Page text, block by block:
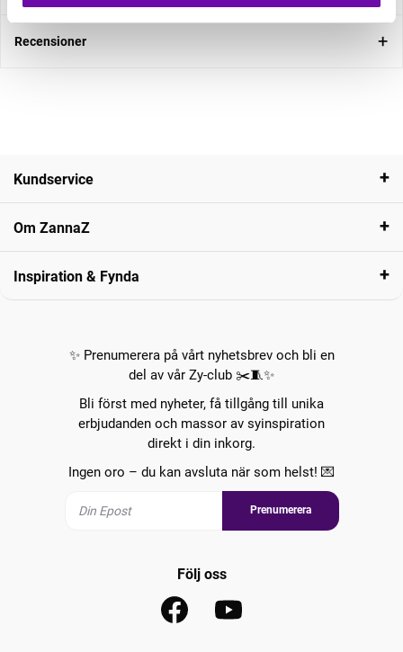
Recensioner
Kundservice
Om ZannaZ
Inspiration & Fynda
✨ Prenumerera på vårt nyhetsbrev och bli en
del av vår Zy-club ✂️🧵✨
Bli först med nyheter, få tillgång till unika
erbjudanden och massor av syinspiration
direkt i din inkorg.
Ingen oro – du kan avsluta när som helst! 💌
Prenumerera
Följ oss